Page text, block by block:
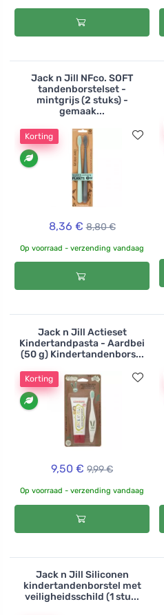
Jack n Jill NFco. SOFT
tandenborstelset -
mintgrijs (2 stuks) -
gemaak...
Korting
8,36 € 8,80 €
Op voorraad - verzending vandaag
Jack n Jill Actieset
Kindertandpasta - Aardbei
(50 g) Kindertandenbors...
Korting
9,50 € 9,99 €
Op voorraad - verzending vandaag
Jack n Jill Siliconen
kindertandenborstel met
veiligheidsschild (1 stu...